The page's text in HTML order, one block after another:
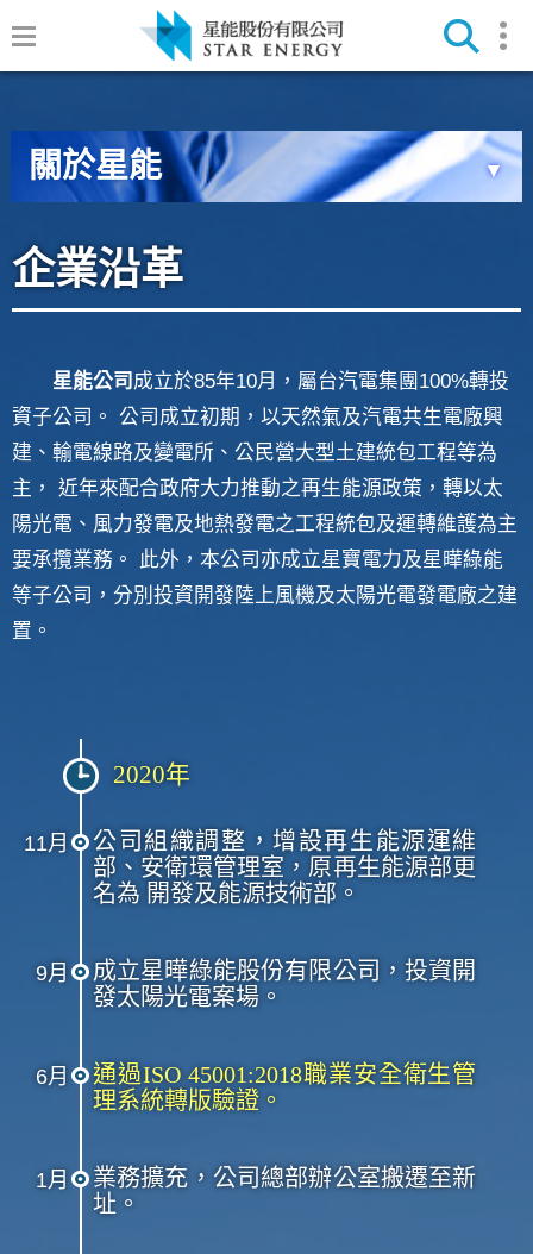
關於星能 ▼
企業沿革
星能公司 成立於85年10月，屬台汽電集團100%轉投
資子公司。 公司成立初期，以天然氣及汽電共生電廠興
建、輸電線路及變電所、公民營大型土建統包工程等為
主， 近年來配合政府大力推動之再生能源政策，轉以太
陽光電、風力發電及地熱發電之工程統包及運轉維護為主
要承攬業務。 此外，本公司亦成立星寶電力及星曄綠能
等子公司，分別投資開發陸上風機及太陽光電發電廠之建
置。
2020年
11月
公司組織調整，增設再生能源運維
部、安衛環管理室，原再生能源部更
名為 開發及能源技術部。
9月
成立星曄綠能股份有限公司，投資開
發太陽光電案場。
6月
通過ISO 45001:2018職業安全衛生管
理系統轉版驗證。
1月
業務擴充，公司總部辦公室搬遷至新
址。